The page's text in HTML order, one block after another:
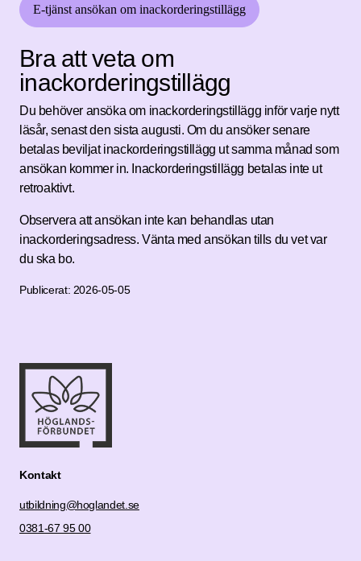
E-tjänst ansökan om inackorderingstillägg
Bra att veta om
inackorderingstillägg
Du behöver ansöka om inackorderingstillägg inför varje nytt
läsår, senast den sista augusti. Om du ansöker senare
betalas beviljat inackorderingstillägg ut samma månad som
ansökan kommer in. Inackorderingstillägg betalas inte ut
retroaktivt.
Observera att ansökan inte kan behandlas utan
inackorderingsadress. Vänta med ansökan tills du vet var
du ska bo.
Publicerat: 2026-05-05
Kontakt
utbildning@hoglandet.se
0381-67 95 00